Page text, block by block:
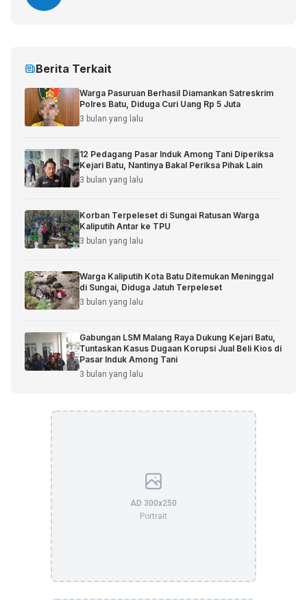
Berita Terkait
Warga Pasuruan Berhasil Diamankan Satreskrim
Polres Batu, Diduga Curi Uang Rp 5 Juta
3 bulan yang lalu
12 Pedagang Pasar Induk Among Tani Diperiksa
Kejari Batu, Nantinya Bakal Periksa Pihak Lain
3 bulan yang lalu
Korban Terpeleset di Sungai Ratusan Warga
Kaliputih Antar ke TPU
3 bulan yang lalu
Warga Kaliputih Kota Batu Ditemukan Meninggal
di Sungai, Diduga Jatuh Terpeleset
3 bulan yang lalu
Gabungan LSM Malang Raya Dukung Kejari Batu,
Tuntaskan Kasus Dugaan Korupsi Jual Beli Kios di
Pasar Induk Among Tani
3 bulan yang lalu
AD 300x250
Portrait